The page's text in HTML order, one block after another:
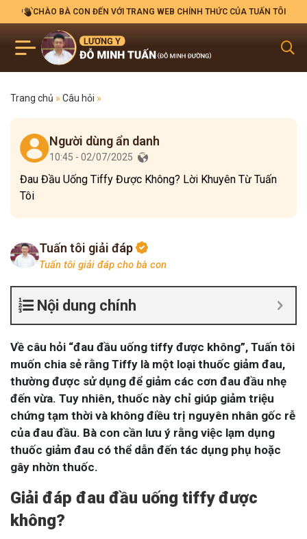
CHÀO BÀ CON ĐẾN VỚI TRANG WEB CHÍNH THỨC CỦA TUẤN TÔI
Trang chủ » Câu hỏi »
Người dùng ẩn danh
10:45 - 02/07/2025
Đau Đầu Uống Tiffy Được Không? Lời Khuyên Từ Tuấn
Tôi
Tuấn tôi giải đáp
Tuấn tôi giải đáp cho bà con
Nội dung chính
Về câu hỏi “đau đầu uống tiffy được không”, Tuấn tôi
muốn chia sẻ rằng Tiffy là một loại thuốc giảm đau,
thường được sử dụng để giảm các cơn đau đầu nhẹ
đến vừa. Tuy nhiên, thuốc này chỉ giúp giảm triệu
chứng tạm thời và không điều trị nguyên nhân gốc rễ
của đau đầu. Bà con cần lưu ý rằng việc lạm dụng
thuốc giảm đau có thể dẫn đến tác dụng phụ hoặc
gây nhờn thuốc.
Giải đáp đau đầu uống tiffy được
không?